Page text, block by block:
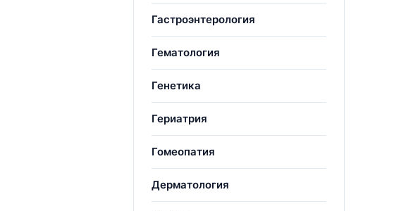
Гастроэнтерология
Гематология
Генетика
Гериатрия
Гомеопатия
Дерматология